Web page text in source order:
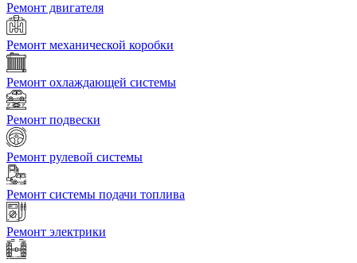
Ремонт двигателя
Ремонт механической коробки
Ремонт охлаждающей системы
Ремонт подвески
Ремонт рулевой системы
Ремонт системы подачи топлива
Ремонт электрики